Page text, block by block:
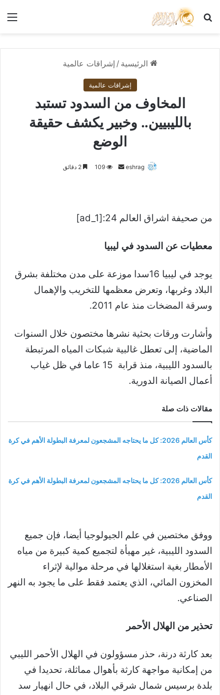
بحث عن
الرئيسية / إشراقات عالمية
إشراقات عالمية
المخاوف من السدود تستبد
بالليبيين.. وخبير يكشف حقيقة
الوضع
eshrag
أرسل 109
من صحيفة اشراق العالم 24:[ad_1]
معطيات عن السدود في ليبيا
يوجد في ليبيا 16سدا موزعة على مدن مختلفة بشرق
البلاد وغربها، وتعرض معظمها للتخريب والإهمال
وسرقة المضخات منذ عام 2011.
وأشارت ورقات بحثية نشرها مختصون خلال السنوات
الماضية، إلى تعطل غالبية شبكات المياه المرتبطة
بالسدود الليبية، منذ قرابة 15 عاما في ظل غياب
أعمال الصيانة الدورية.
مقالات ذات صلة
كأس العالم 2026: كل ما يحتاجه المشجعون لمعرفة البطولة الأهم في كرة
القدم
كأس العالم 2026: كل ما يحتاجه المشجعون لمعرفة البطولة الأهم في كرة
القدم
ووفق مختصين في علم الجيولوجيا أيضا، فإن جميع
السدود الليبية، غير مهيأة لتجميع كمية كبيرة من مياه
الأمطار بغية استغلالها في مرحلة موالية لإثراء
المخزون المائي، الذي يعتمد فقط على ما يجود به النهر
الصناعي.
تحذير من الهلال الأحمر
بعد كارثة درنة، حذر مسؤولون في الهلال الأحمر الليبي
من إمكانية مواجهة كارثة بأهوال مماثلة، تحديدا في
بلدة برسيس شمال شرقي البلاد، في حال انهيار سد